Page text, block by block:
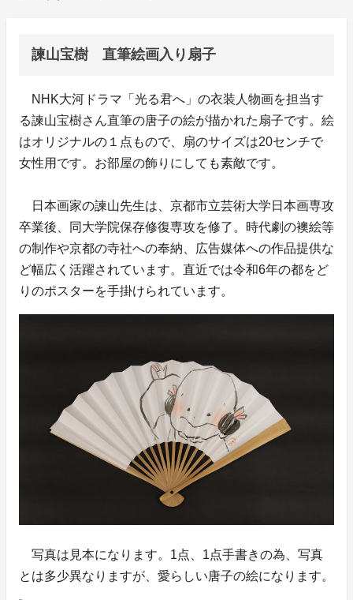
諫山宝樹 直筆絵画入り扇子
NHK大河ドラマ「光る君へ」の衣装人物画を担当す
る諫山宝樹さん直筆の唐子の絵が描かれた扇子です。絵
はオリジナルの１点もので、扇のサイズは20センチで
女性用です。お部屋の飾りにしても素敵です。
日本画家の諫山先生は、京都市立芸術大学日本画専攻
卒業後、同大学院保存修復専攻を修了。時代劇の襖絵等
の制作や京都の寺社への奉納、広告媒体への作品提供な
ど幅広く活躍されています。直近では令和6年の都をど
りのポスターを手掛けられています。
写真は見本になります。1点、1点手書きの為、写真
とは多少異なりますが、愛らしい唐子の絵になります。